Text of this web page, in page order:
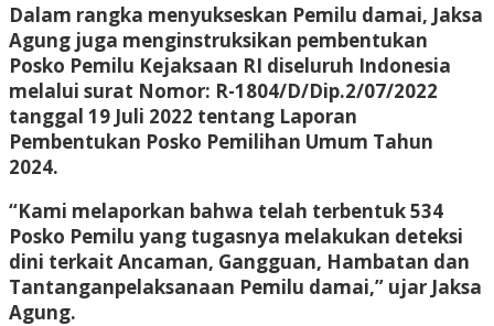
Dalam rangka menyukseskan Pemilu damai, Jaksa
Agung juga menginstruksikan pembentukan
Posko Pemilu Kejaksaan RI diseluruh Indonesia
melalui surat Nomor: R-1804/D/Dip.2/07/2022
tanggal 19 Juli 2022 tentang Laporan
Pembentukan Posko Pemilihan Umum Tahun
2024.
“Kami melaporkan bahwa telah terbentuk 534
Posko Pemilu yang tugasnya melakukan deteksi
dini terkait Ancaman, Gangguan, Hambatan dan
Tantanganpelaksanaan Pemilu damai,” ujar Jaksa
Agung.